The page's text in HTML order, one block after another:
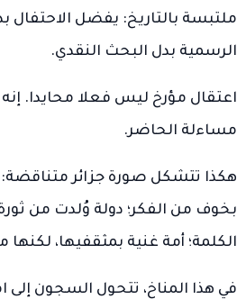
ملتبسة بالتاريخ: يفضل الاحتفال
الرسمية بدل البحث النقدي.
اعتقال مؤرخ ليس فعلا محايدا.
مساءلة الحاضر.
هكذا تتشكل صورة جزائر متناقضة:
بخوف من الفكر؛ دولة وُلدت من
الكلمة؛ أمة غنية بمثقفيها،
في هذا المناخ، تتحول السجون إلى